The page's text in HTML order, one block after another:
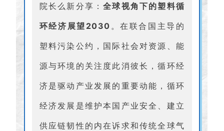
院长么新分享：全球视角下的塑料循
环经济展望2030 。在联合国主导的
塑料污染公约，国际社会对资源、能
源与环境的关注度此消彼长，循环经
济是驱动产业发展的重要动能，循环
经济发展是维护本国产业安全、建立
供应链韧性的内在诉求和传统全球气